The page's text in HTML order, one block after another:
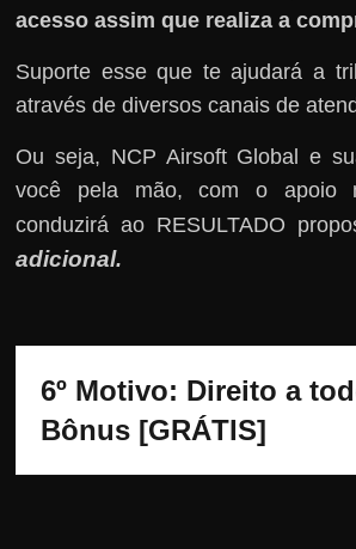
acesso assim que realiza a
Suporte esse que te ajudará a
através de diversos canais de
Ou seja, NCP Airsoft Global e
você pela mão, com o apoio
conduzirá ao RESULTADO
adicional.
6º Motivo: Direito a
Bônus [GRÁTIS]